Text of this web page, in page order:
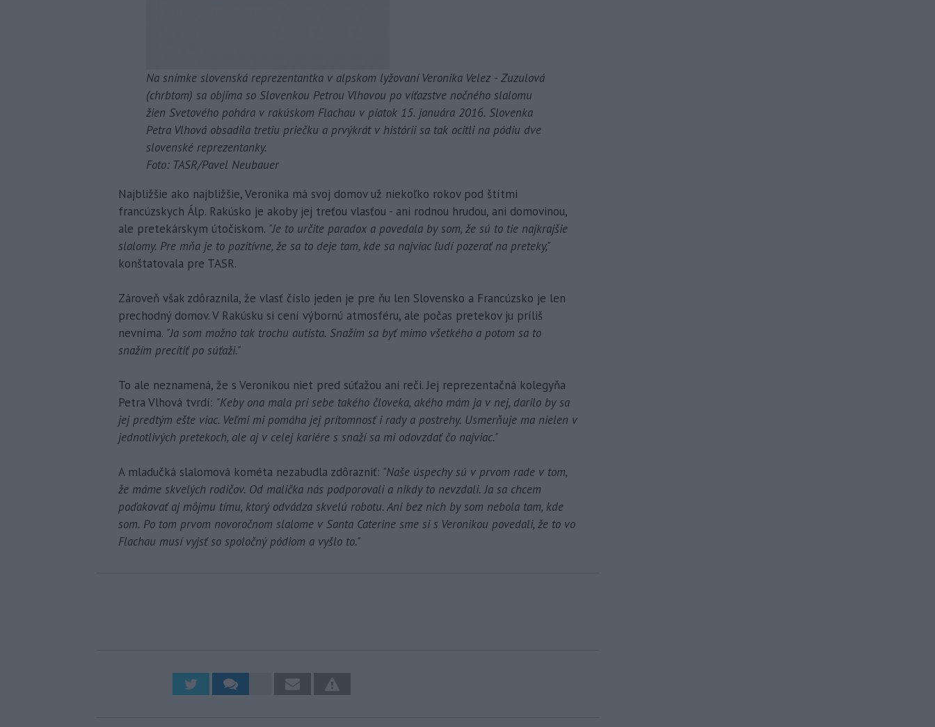
Na snímke slovenská reprezentantka v alpskom lyžovaní Veronika Velez - Zuzulová
(chrbtom) sa objíma so Slovenkou Petrou Vlhovou po víťazstve nočného slalomu
žien Svetového pohára v rakúskom Flachau v piatok 15. januára 2016. Slovenka
Petra Vlhová obsadila tretiu priečku a prvýkrát v histórii sa tak ocitli na pódiu dve
slovenské reprezentanky.
Foto: TASR/Pavel Neubauer
Najbližšie ako najbližšie, Veronika má svoj domov už niekoľko rokov pod štítmi
francúzskych Álp. Rakúsko je akoby jej treťou vlasťou - ani rodnou hrudou, ani domovinou,
ale pretekárskym útočiskom. "Je to určite paradox a povedala by som, že sú to tie najkrajšie
slalomy. Pre mňa je to pozitívne, že sa to deje tam, kde sa najviac ľudí pozerať na preteky,"
konštatovala pre TASR.
Zároveň však zdôraznila, že vlasť číslo jeden je pre ňu len Slovensko a Francúzsko je len
prechodný domov. V Rakúsku si cení výbornú atmosféru, ale počas pretekov ju príliš
nevníma. "Ja som možno tak trochu autista. Snažím sa byť mimo všetkého a potom sa to
snažím precítiť po súťaži."
To ale neznamená, že s Veronikou niet pred súťažou ani reči. Jej reprezentačná kolegyňa
Petra Vlhová tvrdí: "Keby ona mala pri sebe takého človeka, akého mám ja v nej, darilo by sa
jej predtým ešte viac. Veľmi mi pomáha jej prítomnosť i rady a postrehy. Usmerňuje ma nielen v
jednotlivých pretekoch, ale aj v celej kariére s snaží sa mi odovzdať čo najviac."
A mladučká slalomová kométa nezabudla zdôrazniť: "Naše úspechy sú v prvom rade v tom,
že máme skvelých rodičov. Od malička nás podporovali a nikdy to nevzdali. Ja sa chcem
poďakovať aj môjmu tímu, ktorý odvádza skvelú robotu. Ani bez nich by som nebola tam, kde
som. Po tom prvom novoročnom slalome v Santa Caterine sme si s Veronikou povedali, že to vo
Flachau musí vyjsť so spoločný pódiom a vyšlo to."